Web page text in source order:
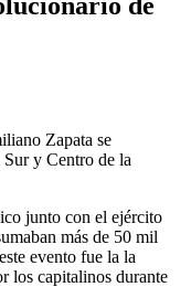
Zapata se
y Centro de la
junto con el ejército
más de 50 mil
evento fue la la
los capitalinos durante